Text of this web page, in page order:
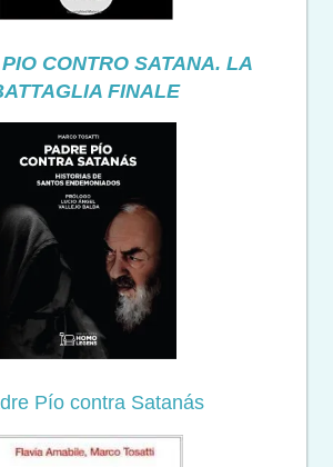
CONTRO SATANA. LA
FINALE
Pío contra Satanás